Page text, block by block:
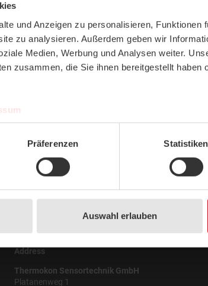
und Anzeigen zu personalisieren, Funktionen
zu analysieren. Außerdem geben wir
Medien, Werbung und Analysen weiter.
zusammen, die Sie ihnen bereitgestellt haben
Präferenzen Statistiken
Auswahl erlauben
Download:
In case you have
browser cache. If
Mozilla Firefox|
Address
Thermokon Sensortechnik GmbH
Platanenweg 1